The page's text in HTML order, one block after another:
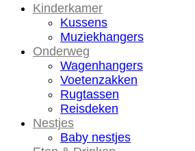
Kinderkamer
Kussens
Muziekhangers
Onderweg
Wagenhangers
Voetenzakken
Rugtassen
Reisdeken
Nestjes
Baby nestjes